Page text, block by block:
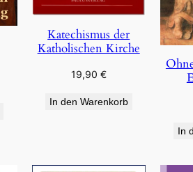
Katechismus der
Katholischen Kirche
19,90 €
In den Warenkorb
In